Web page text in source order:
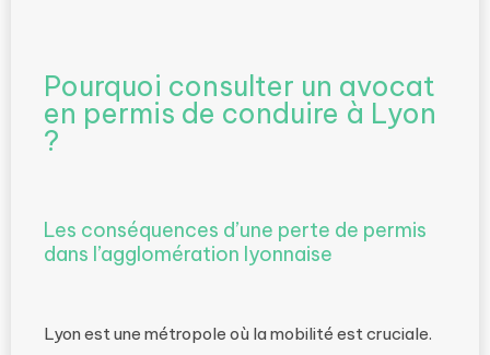
Pourquoi consulter un avocat
en permis de conduire à Lyon
?
Les conséquences d’une perte de permis
dans l’agglomération lyonnaise
Lyon est une métropole où la mobilité est cruciale.